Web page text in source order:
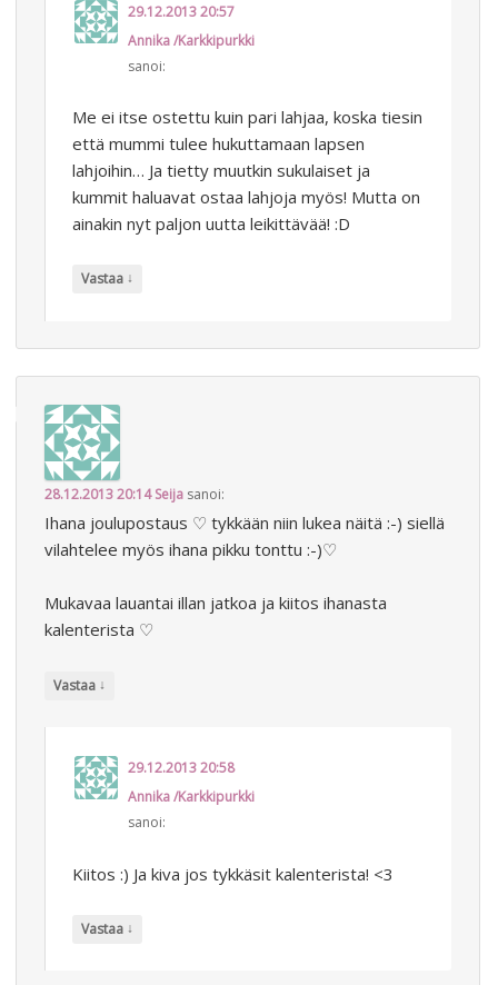
29.12.2013 20:57
Annika /Karkkipurkki
sanoi:
Me ei itse ostettu kuin pari lahjaa, koska tiesin
että mummi tulee hukuttamaan lapsen
lahjoihin… Ja tietty muutkin sukulaiset ja
kummit haluavat ostaa lahjoja myös! Mutta on
ainakin nyt paljon uutta leikittävää! :D
Vastaa ↓
28.12.2013 20:14 Seija sanoi:
Ihana joulupostaus ♡ tykkään niin lukea näitä :-) siellä
vilahtelee myös ihana pikku tonttu :-)♡
Mukavaa lauantai illan jatkoa ja kiitos ihanasta
kalenterista ♡
Vastaa ↓
29.12.2013 20:58
Annika /Karkkipurkki
sanoi:
Kiitos :) Ja kiva jos tykkäsit kalenterista! <3
Vastaa ↓